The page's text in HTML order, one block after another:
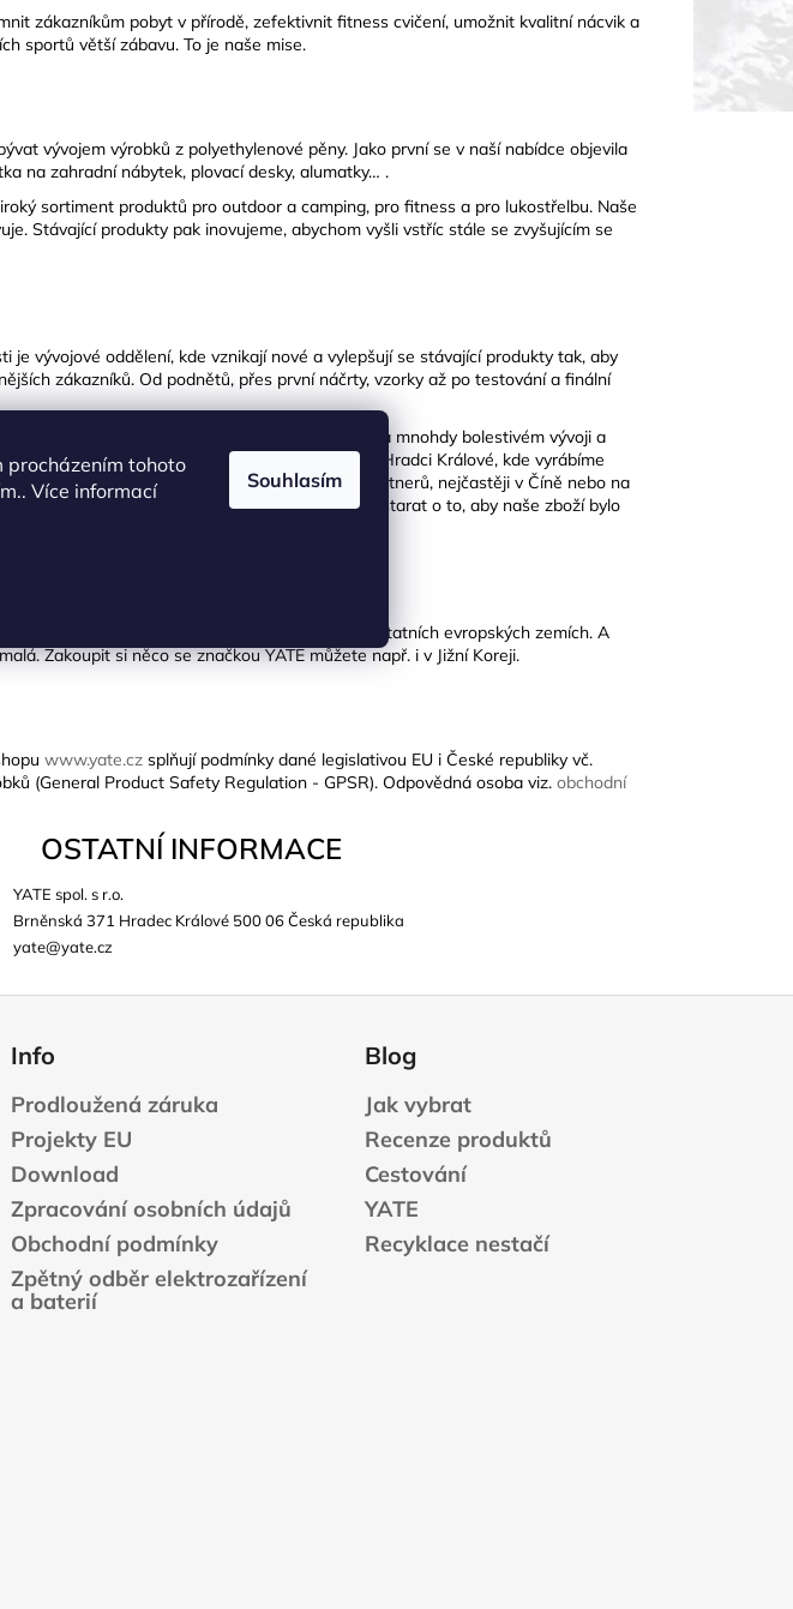
procházením tohoto
Více informací
Souhlasím
zákazníkům pobyt v přírodě, zefektivnit fitness cvičení, umožnit kvalitní nácvik a
sportů větší zábavu. To je naše mise.
vývojem výrobků z polyethylenové pěny. Jako první se v naší nabídce objevila
na zahradní nábytek, plovací desky, alumatky… .
sortiment produktů pro outdoor a camping, pro fitness a pro lukostřelbu. Naše
Stávající produkty pak inovujeme, abychom vyšli vstříc stále se zvyšujícím se
je vývojové oddělení, kde vznikají nové a vylepšují se stávající produkty tak, aby
zákazníků. Od podnětů, přes první náčrty, vzorky až po testování a finální
YATE má svůj příběh. Po často velmi náročném a mnohdy bolestivém vývoji a
výroby. Ta probíhá buď přímo v naší továrně v Hradci Králové, kde vyrábíme
terčovnice) nebo kterou zadáváme u našich partnerů, nejčastěji v Číně nebo na
už víme, který z výrobců je schopen se postarat o to, aby naše zboží bylo
v České republice, ale i prakticky ve všech ostatních evropských zemích. A
Zakoupit si něco se značkou YATE můžete např. i v Jižní Koreji.
www.yate.cz splňují podmínky dané legislativou EU i České republiky vč.
(General Product Safety Regulation - GPSR). Odpovědná osoba viz. obchodní
OSTATNÍ INFORMACE
YATE spol. s r.o.
Brněnská 371 Hradec Králové 500 06 Česká republika
yate@yate.cz
Info
Prodloužená záruka
Projekty EU
Download
Zpracování osobních údajů
Obchodní podmínky
Zpětný odběr elektrozařízení
a baterií
Blog
Jak vybrat
Recenze produktů
Cestování
YATE
Recyklace nestačí